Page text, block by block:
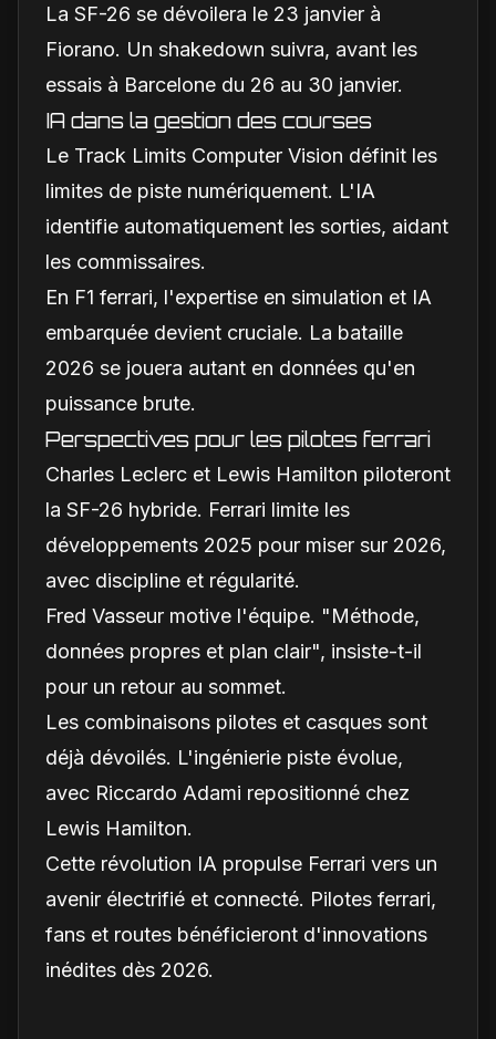
La SF-26 se dévoilera le 23 janvier à
Fiorano. Un shakedown suivra, avant les
essais à Barcelone du 26 au 30 janvier.
IA dans la gestion des courses
Le Track Limits Computer Vision définit les
limites de piste numériquement. L'IA
identifie automatiquement les sorties, aidant
les commissaires.
En F1 ferrari, l'expertise en simulation et IA
embarquée devient cruciale. La bataille
2026 se jouera autant en données qu'en
puissance brute.
Perspectives pour les pilotes ferrari
Charles Leclerc et Lewis Hamilton piloteront
la SF-26 hybride. Ferrari limite les
développements 2025 pour miser sur 2026,
avec discipline et régularité.
Fred Vasseur motive l'équipe. "Méthode,
données propres et plan clair", insiste-t-il
pour un retour au sommet.
Les combinaisons pilotes et casques sont
déjà dévoilés. L'ingénierie piste évolue,
avec Riccardo Adami repositionné chez
Lewis Hamilton.
Cette révolution IA propulse Ferrari vers un
avenir électrifié et connecté. Pilotes ferrari,
fans et routes bénéficieront d'innovations
inédites dès 2026.